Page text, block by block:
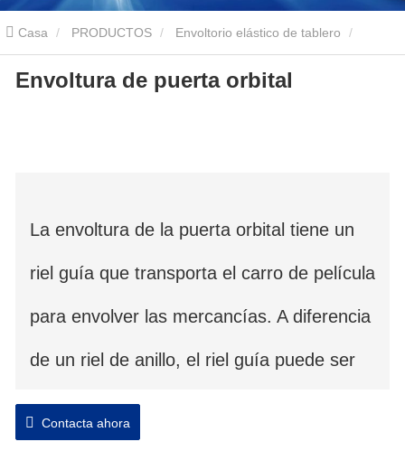
Casa PRODUCTOS Envoltorio elástico de tablero
Envoltura elástica de puerta ancha Envoltura de puerta orbital
Envoltura de puerta orbital
La envoltura de la puerta orbital tiene un
riel guía que transporta el carro de película
para envolver las mercancías. A diferencia
de un riel de anillo, el riel guía puede ser
más flexible y más ancho en dimensión
para mercancías extremadamente
Contacta ahora